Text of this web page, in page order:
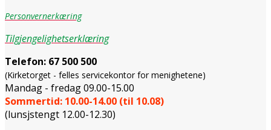
Personvernerkæring
Tilgjengelighetserklæring
Telefon: 67 500 500
(Kirketorget - felles servicekontor for menighetene)
Mandag - fredag 09.00-15.00
Sommertid: 10.00-14.00 (til 10.08)
(lunsjstengt 12.00-12.30)